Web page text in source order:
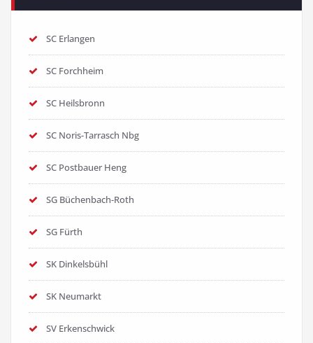
SC Erlangen
SC Forchheim
SC Heilsbronn
SC Noris-Tarrasch Nbg
SC Postbauer Heng
SG Büchenbach-Roth
SG Fürth
SK Dinkelsbühl
SK Neumarkt
SV Erkenschwick